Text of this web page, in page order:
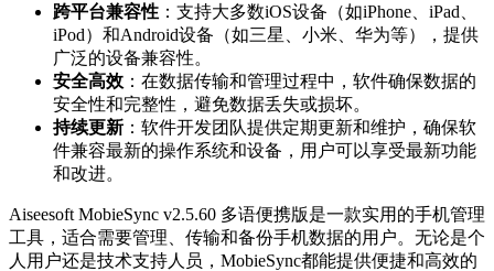
跨平台兼容性 ：支持大多数iOS设备（如iPhone、iPad、
iPod）和Android设备（如三星、小米、华为等），提供
广泛的设备兼容性。
安全高效 ：在数据传输和管理过程中，软件确保数据的
安全性和完整性，避免数据丢失或损坏。
持续更新 ：软件开发团队提供定期更新和维护，确保软
件兼容最新的操作系统和设备，用户可以享受最新功能
和改进。
Aiseesoft MobieSync v2.5.60 多语便携版是一款实用的手机管理
工具，适合需要管理、传输和备份手机数据的用户。无论是个
人用户还是技术支持人员，MobieSync都能提供便捷和高效的